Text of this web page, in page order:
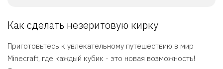
Как сделать незеритовую кирку
Приготовьтесь к увлекательному путешествию в мир
Minecraft, где каждый кубик - это новая возможность!